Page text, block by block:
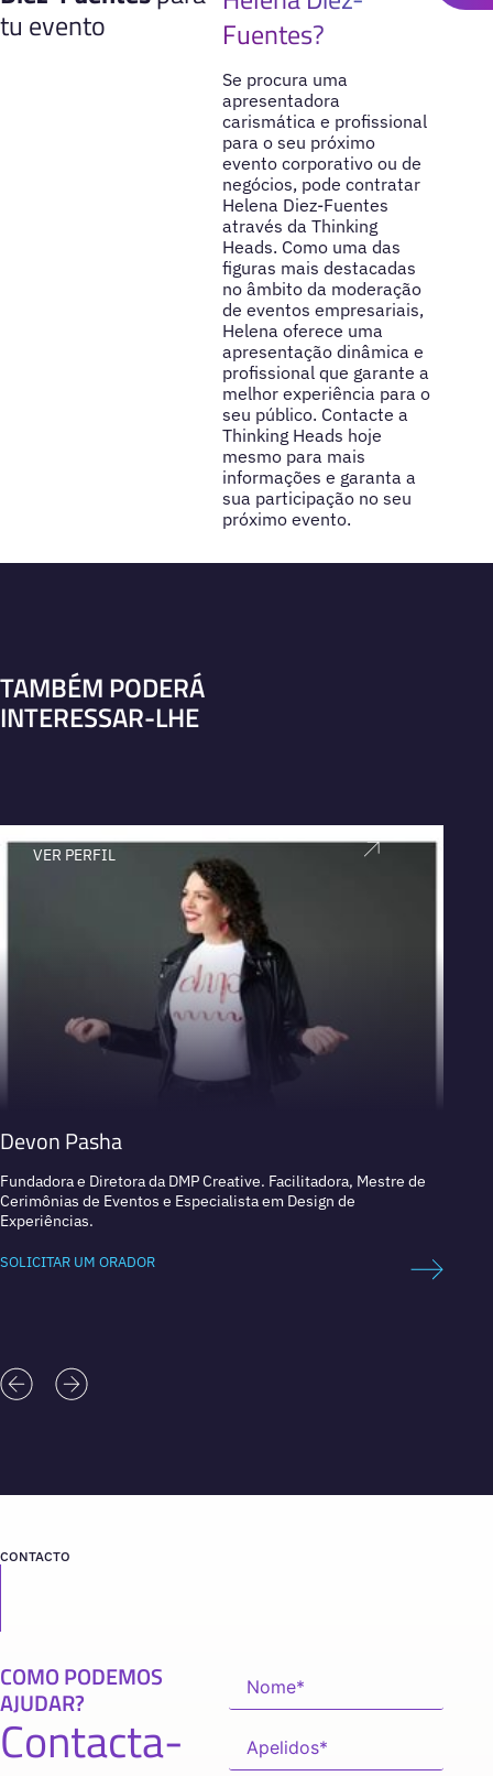
tu evento
Fuentes?
Se procura uma
apresentadora
carismática e profissional
para o seu próximo
evento corporativo ou de
negócios, pode contratar
Helena Diez-Fuentes
através da Thinking
Heads. Como uma das
figuras mais destacadas
no âmbito da moderação
de eventos empresariais,
Helena oferece uma
apresentação dinâmica e
profissional que garante a
melhor experiência para o
seu público. Contacte a
Thinking Heads hoje
mesmo para mais
informações e garanta a
sua participação no seu
próximo evento.
TAMBÉM PODERÁ
INTERESSAR-LHE
VER PERFIL
Devon Pasha
Fundadora e Diretora da DMP Creative. Facilitadora, Mestre de
Cerimônias de Eventos e Especialista em Design de
Experiências.
SOLICITAR UM ORADOR
CONTACTO
COMO PODEMOS
AJUDAR?
Contacta-